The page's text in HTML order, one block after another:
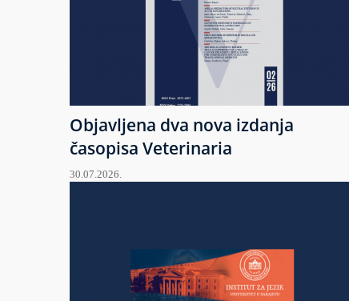
Objavljena dva nova izdanja
časopisa Veterinaria
30.07.2026.